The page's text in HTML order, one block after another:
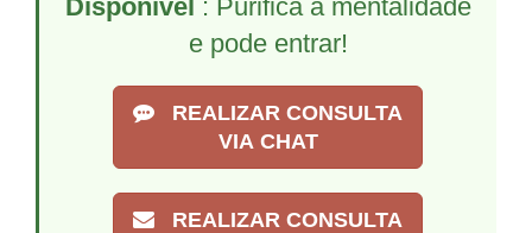
Disponível : Purifica a mentalidade
e pode entrar!
REALIZAR CONSULTA
VIA CHAT
REALIZAR CONSULTA